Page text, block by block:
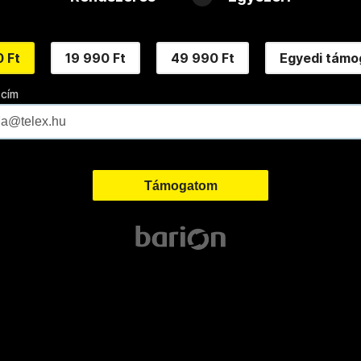
Ft 19 990 Ft 49 990 Ft Egyedi